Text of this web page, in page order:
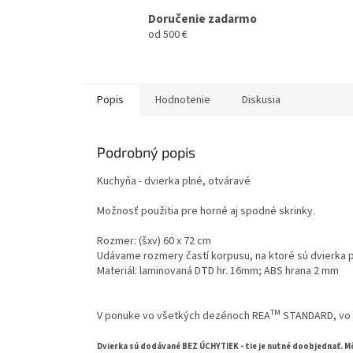
Doručenie zadarmo
od 500 €
Popis Hodnotenie Diskusia
Podrobný popis
Kuchyňa - dvierka plné, otváravé
Možnosť použitia pre horné aj spodné skrinky.
Rozmer: (šxv) 60 x 72 cm
Udávame rozmery častí korpusu, na ktoré sú
Materiál: laminovaná DTD hr. 16mm; ABS hrana 2 mm
V ponuke vo všetkých dezénoch REATM STANDARD,
Dvierka sú dodávané BEZ ÚCHYTIEK - tie je nutné doobjednať.